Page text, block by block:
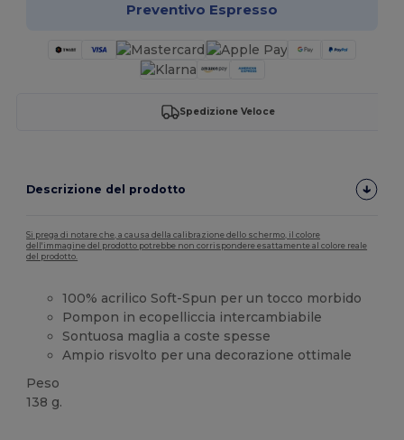
Preventivo Espresso
Spedizione Veloce
Descrizione del prodotto
Si prega di notare che, a causa della calibrazione dello schermo, il colore
dell'immagine del prodotto potrebbe non corrispondere esattamente al colore reale
del prodotto.
100% acrilico Soft-Spun per un tocco morbido
Pompon in ecopelliccia intercambiabile
Sontuosa maglia a coste spesse
Ampio risvolto per una decorazione ottimale
Peso
138 g.